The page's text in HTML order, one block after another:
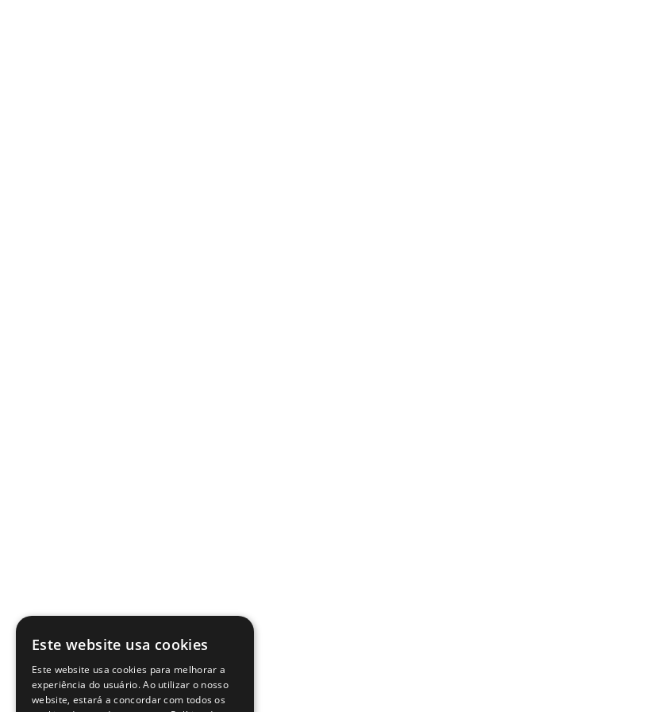
Este website usa cookies
Este website usa cookies para melhorar a
experiência do usuário. Ao utilizar o nosso
website, estará a concordar com todos os